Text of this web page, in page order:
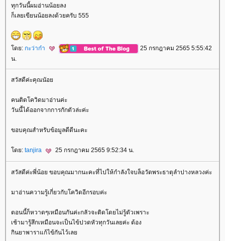
ทุกวันนี้ผมอ่านน้อยลง
ก็เลยเขียนน้อยลงด้วยครับ 555
ดย: กะว่าก๋า
25 กรกฎาคม 2565 5:55:42
น.
สวัสดีค่ะคุณนัอ
คนติดโควิดมาอ่านค่ะ
วันนี้ได้ออกจากการกักตัวล่ะค่ะ
ขอบคุณสำหรับข้อมูลดีดีนะคะ
ดย: tanjira 25 กรกฎาคม 2565 9:52:34 น.
สวัสดีค่ะพี่น้อย ขอบคุณมากนะคะที่ไปให้กำลังใจบล็อวัดพระธาตุลำปางหลวงค่ะ
มาอ่านความรู้เกี่ยวกับโควิดอีกรอบค่ะ
ตอนนี้ก็หวาดๆเหมือนกันค่ะกลัวจะติดโดยไม่รู้ตัวเพราะ
เช้ามารู้สึกเหมือนจะเป็นไข้ปวดหัวทุกวันเลยค่ะ ต้อง
กินยาพาราแก้ไข้กันไว้เล